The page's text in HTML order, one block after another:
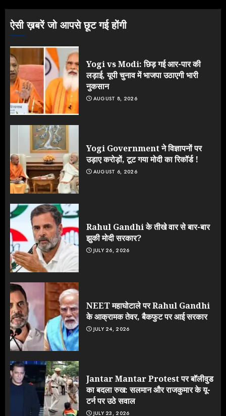
3
ऐसी ख़बरें जो आपसे छूट गई होंगी
Yogi vs Modi: छिड़ गई आर-पार की
लड़ाई, यूपी चुनाव में भाजपा उठाएगी भारी
नुकसान
AUGUST 8, 2026
Yogi Government ने विज्ञापनों पर
उड़ाए करोड़ों, टूट गया मोदी का रिकॉर्ड !
AUGUST 6, 2026
Rahul Gandhi के तीखे वार से बार-बार
झुकी मोदी सरकार?
JULY 26, 2026
NEET महाघोटाले पर Rahul Gandhi
के आक्रामक तेवर, बैकफुट पर आई सरकार
JULY 24, 2026
Jantar Mantar Protest पर बॉलीवुड
का बदला रुख: सलमान और राजकुमार के यू-
टर्न पर उठे सवाल
JULY 23, 2026